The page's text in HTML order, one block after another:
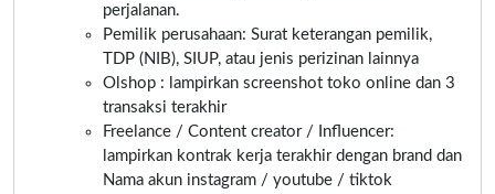
perjalanan.
Pemilik perusahaan: Surat keterangan pemilik,
TDP (NIB), SIUP, atau jenis perizinan lainnya
Olshop : lampirkan screenshot toko online dan 3
transaksi terakhir
Freelance / Content creator / Influencer:
lampirkan kontrak kerja terakhir dengan brand dan
Nama akun instagram / youtube / tiktok